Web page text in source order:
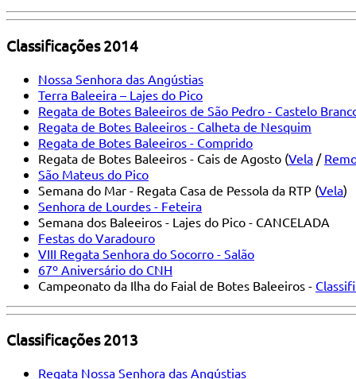
Classificações 2014
Nossa Senhora das Angústias
Terra Baleeira – Lajes do Pico
Regata de Botes Baleeiros de São Pedro - Castelo
Regata de Botes Baleeiros - Calheta de Nesquim
Regata de Botes Baleeiros - Comprido
Regata de Botes Baleeiros - Cais de Agosto (Vela /
São Mateus do Pico
Semana do Mar - Regata Casa de Pessola da RTP (Vela)
Senhora de Lourdes - Feteira
Semana dos Baleeiros - Lajes do Pico - CANCELADA
Festas do Varadouro
VIII Regata Senhora do Socorro - Salão
67º Aniversário do CNH
Campeonato da Ilha do Faial de Botes Baleeiros -
Classificações 2013
Regata Nossa Senhora das Angústias